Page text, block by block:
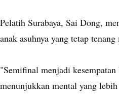
Pelatih Surabaya, Sai Dong,
anak asuhnya yang tetap
"Semifinal menjadi
menunjukkan mental yang